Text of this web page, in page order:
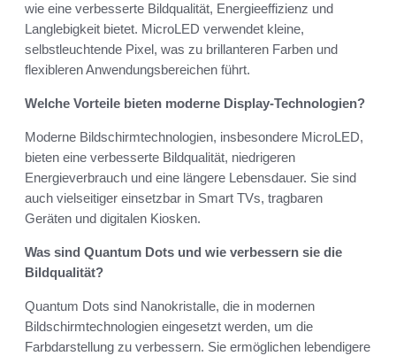
wie eine verbesserte Bildqualität, Energieeffizienz und
Langlebigkeit bietet. MicroLED verwendet kleine,
selbstleuchtende Pixel, was zu brillanteren Farben und
flexibleren Anwendungsbereichen führt.
Welche Vorteile bieten moderne Display-Technologien?
Moderne Bildschirmtechnologien, insbesondere MicroLED,
bieten eine verbesserte Bildqualität, niedrigeren
Energieverbrauch und eine längere Lebensdauer. Sie sind
auch vielseitiger einsetzbar in Smart TVs, tragbaren
Geräten und digitalen Kiosken.
Was sind Quantum Dots und wie verbessern sie die
Bildqualität?
Quantum Dots sind Nanokristalle, die in modernen
Bildschirmtechnologien eingesetzt werden, um die
Farbdarstellung zu verbessern. Sie ermöglichen lebendigere